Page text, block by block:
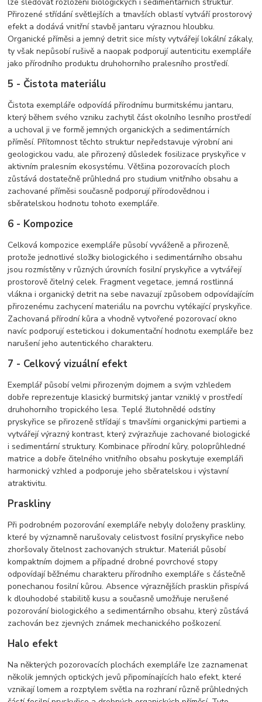
Přirozené střídání světlejších a tmavších oblastí vytváří prostorový
efekt a dodává vnitřní stavbě jantaru výraznou hloubku.
Organické příměsi a jemný detrit sice místy vytvářejí lokální zákaly,
ty však nepůsobí rušivě a naopak podporují autenticitu exempláře
jako přírodního produktu druhohorního pralesního prostředí.
5 - Čistota materiálu
Čistota exempláře odpovídá přírodnímu burmitskému jantaru,
který během svého vzniku zachytil část okolního lesního prostředí
a uchoval ji ve formě jemných organických a sedimentárních
příměsí. Přítomnost těchto struktur nepředstavuje výrobní ani
geologickou vadu, ale přirozený důsledek fosilizace pryskyřice v
aktivním pralesním ekosystému. Většina pozorovacích ploch
zůstává dostatečně průhledná pro studium vnitřního obsahu a
zachované příměsi současně podporují přírodovědnou i
sběratelskou hodnotu tohoto exempláře.
6 - Kompozice
Celková kompozice exempláře působí vyváženě a přirozeně,
protože jednotlivé složky biologického i sedimentárního obsahu
jsou rozmístěny v různých úrovních fosilní pryskyřice a vytvářejí
prostorově čitelný celek. Fragment vegetace, jemná rostlinná
vlákna i organický detrit na sebe navazují způsobem odpovídajícím
přirozenému zachycení materiálu na povrchu vytékající pryskyřice.
Zachovaná přírodní kůra a vhodně vytvořené pozorovací okno
navíc podporují estetickou i dokumentační hodnotu exempláře bez
narušení jeho autentického charakteru.
7 - Celkový vizuální efekt
Exemplář působí velmi přirozeným dojmem a svým vzhledem
dobře reprezentuje klasický burmitský jantar vzniklý v prostředí
druhohorního tropického lesa. Teplé žlutohnědé odstíny
pryskyřice se přirozeně střídají s tmavšími organickými partiemi a
vytvářejí výrazný kontrast, který zvýrazňuje zachované biologické
i sedimentární struktury. Kombinace přírodní kůry, poloprůhledné
matrice a dobře čitelného vnitřního obsahu poskytuje exempláři
harmonický vzhled a podporuje jeho sběratelskou i výstavní
atraktivitu.
Praskliny
Při podrobném pozorování exempláře nebyly doloženy praskliny,
které by významně narušovaly celistvost fosilní pryskyřice nebo
zhoršovaly čitelnost zachovaných struktur. Materiál působí
kompaktním dojmem a případné drobné povrchové stopy
odpovídají běžnému charakteru přírodního exempláře s částečně
ponechanou fosilní kůrou. Absence výraznějších prasklin přispívá
k dlouhodobé stabilitě kusu a současně umožňuje nerušené
pozorování biologického a sedimentárního obsahu, který zůstává
zachován bez zjevných známek mechanického poškození.
Halo efekt
Na některých pozorovacích plochách exempláře lze zaznamenat
několik jemných optických jevů připomínajících halo efekt, které
vznikají lomem a rozptylem světla na rozhraní různě průhledných